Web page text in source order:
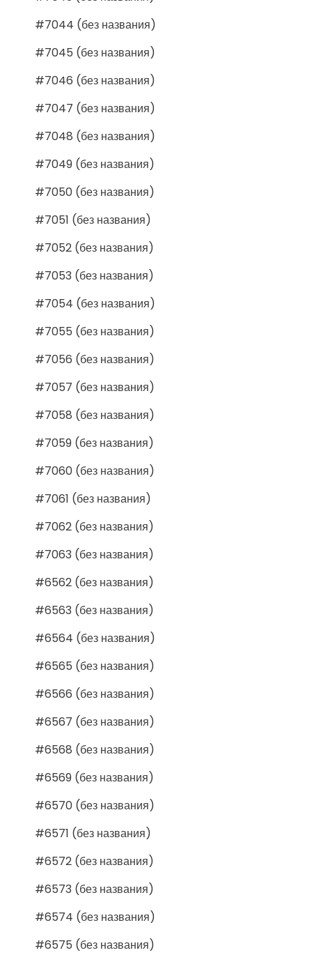
#7044 (без названия)
#7045 (без названия)
#7046 (без названия)
#7047 (без названия)
#7048 (без названия)
#7049 (без названия)
#7050 (без названия)
#7051 (без названия)
#7052 (без названия)
#7053 (без названия)
#7054 (без названия)
#7055 (без названия)
#7056 (без названия)
#7057 (без названия)
#7058 (без названия)
#7059 (без названия)
#7060 (без названия)
#7061 (без названия)
#7062 (без названия)
#7063 (без названия)
#6562 (без названия)
#6563 (без названия)
#6564 (без названия)
#6565 (без названия)
#6566 (без названия)
#6567 (без названия)
#6568 (без названия)
#6569 (без названия)
#6570 (без названия)
#6571 (без названия)
#6572 (без названия)
#6573 (без названия)
#6574 (без названия)
#6575 (без названия)